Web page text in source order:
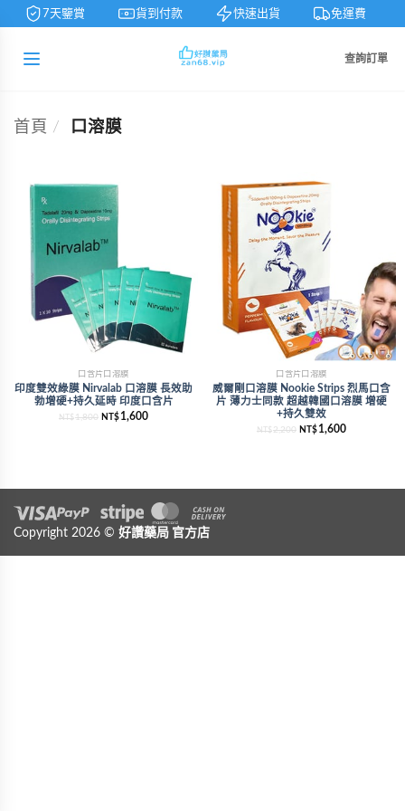
7天鑒賞 貨到付款 快速出貨 免運費
查詢訂單
首頁 / 口溶膜
口含片口溶膜
印度雙效綠膜 Nirvalab 口溶膜 長效助
勃增硬+持久延時 印度口含片
NT$1,800 NT$ 1,600
口含片口溶膜
威爾剛口溶膜 Nookie Strips 烈馬口含
片 薄力士同款 超越韓國口溶膜 增硬
+持久雙效
NT$2,200 NT$ 1,600
Visa PayPalStripe MasterCardCash On Delivery
Copyright 2026 © 好讚藥局 官方店